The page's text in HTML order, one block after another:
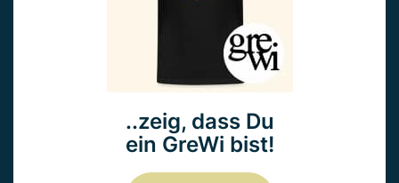
..zeig, dass Du
ein GreWi bist!